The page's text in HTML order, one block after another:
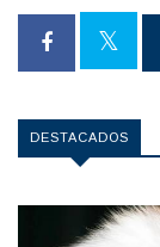
DESTACADOS